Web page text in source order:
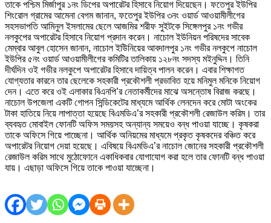
তাকে পশ্চিম মির্জাপুর ১নং ডিপের অপারেটর হিসাবে নিয়োগ দিয়েছেন। ফতেপুর ইউপির
শিংরোল গ্রামের আমেনা বেগম জানান, ফতেপুর ইউপির ৩নং ওয়ার্ড আওয়ামীলীগের
সহসভাপতি আমিনুল ইসলামের ছেলে আজমির শরীফ সুইটকে সিঙ্গেলপুর ১নং গভীর
নলকুপের অপারেটর হিসাবে নিয়োগ প্রদান করেন। নাচোল ইউনিয়ন পরিষদের সাবেক
মেম্বার আবুল হোসেন জানান, নাচোল ইউিনিয়ের আবদালপুর ১নং গভীর নলকুপে নাচোল
ইউপির ৫নং ওয়ার্ড আওয়ামীলীগের কমিটির তালিকায় ১২৮নং সদস্য মইনুদ্দিন। তিনি
দীর্ঘদিন ওই গভীর নলকুপে অপারেটর হিসাবে দায়িত্ব পালন করেন। এবার শিক্ষাগত
যোগ্যতার কারনে তার ছেলেকে সহকারী প্রকৌশলী প্রভাবিত হয়ে মনিমুল মনিকে নিয়োগ
দেন। এতে করে ওই এলাকার বিএনপি’র নেতাকর্মীদের মাঝে অসন্তোষ বিরাজ করছে।
নাচোল উপজেলা একটি গোপন সিন্ডিকেটের মাধ্যমে আর্থিক লেনদেন করে মোটা অংকের
টাকা হাতিয়ে নিয়ে লাপাত্তা হয়েছে বিএমডিএ’র সহকারী প্রকৌশলী রেজাউল করিম। তার
ব্যবহৃত মোবাইল ফোনটি অফিস সময়সহ অন্যান্য সময়েও বন্ধ পাওয়া যাচ্ছে। কৃষকরা
তাকে অফিসে গিয়ে পাচ্ছেনা। আর্থিক অনিয়মের মাধ্যমে প্রকৃত কৃষকদের বঞ্চিত করে
অপারেটর নিয়োগ দেয়া হয়েছে। এবিষয়ে বিএমডিএ’র নাচোল জোনের সহকারী প্রকৌশলী
রেজাউল করিম সাথে মুঠোফোনে একাধিকবার যোগাযোগ করা হলে তার ফোনটি বন্ধ পাওয়া
যায়। এছাড়া অফিসে গিয়ে তাকে পাওয়া যাচ্ছেনা।